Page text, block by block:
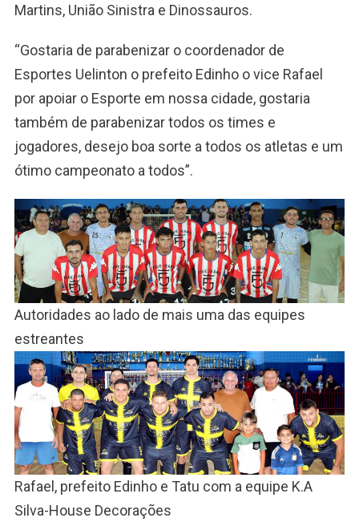
Martins, União Sinistra e Dinossauros.
“Gostaria de parabenizar o coordenador de
Esportes Uelinton o prefeito Edinho o vice Rafael
por apoiar o Esporte em nossa cidade, gostaria
também de parabenizar todos os times e
jogadores, desejo boa sorte a todos os atletas e um
ótimo campeonato a todos”.
Autoridades ao lado de mais uma das equipes
estreantes
Rafael, prefeito Edinho e Tatu com a equipe K.A
Silva-House Decorações